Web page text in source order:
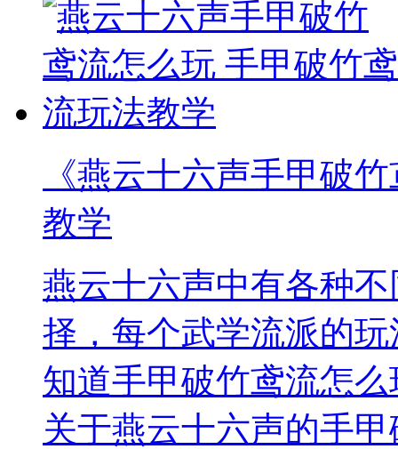
《燕云十六声手甲破
教学
燕云十六声中有各种
择，每个武学流派的
知道手甲破竹鸢流怎
关于燕云十六声的手